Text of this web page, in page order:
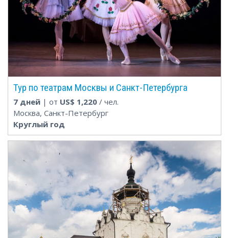
Тур по театрам Москвы и Санкт-Петербурга
7 дней | от US$ 1,220 / чел.
Москва, Санкт-Петербург
Круглый год